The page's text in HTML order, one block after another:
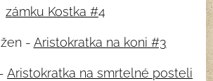
zámku Kostka #4
- Aristokratka na koni #3
Aristokratka na smrtelné posteli